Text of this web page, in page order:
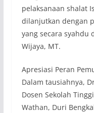
pelaksanaan shalat
dilanjutkan dengan
yang secara syahdu
Wijaya, MT.
Apresiasi Peran
Dalam tausiahnya,
Dosen Sekolah
Wathan, Duri